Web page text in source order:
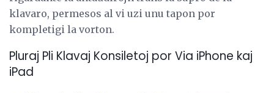
klavaro, permesos al vi uzi unu tapon por
kompletigi la vorton.
Pluraj Pli Klavaj Konsiletoj por Via iPhone kaj
iPad